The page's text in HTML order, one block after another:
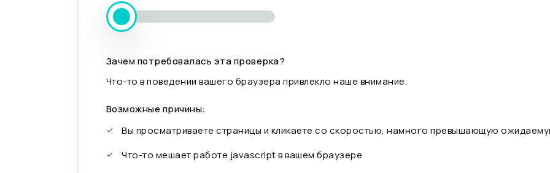
Зачем потребовалась эта проверка?
Что-то в поведении вашего браузера привлекло наше внимание.
Возможные причины:
Вы просматриваете страницы и кликаете со скоростью, намного превышающую
Что-то мешает работе javascript в вашем браузере